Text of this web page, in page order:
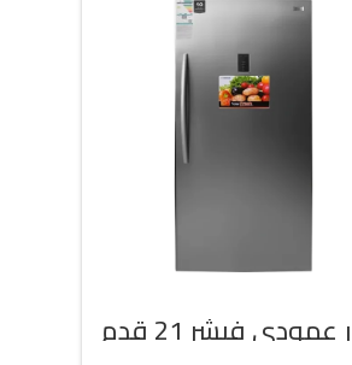
فريزر عمودي فيشر 21 قدم انفرتر – فضي